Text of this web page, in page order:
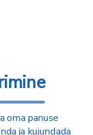
oma panuse
ja kujundada